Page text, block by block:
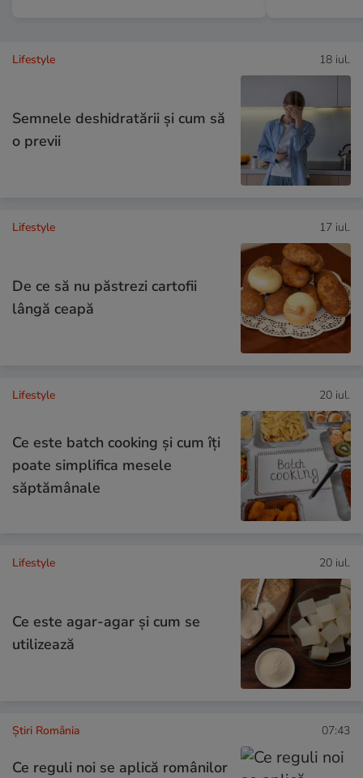
Lifestyle 18 iul.
Semnele deshidratării și cum să
o previi
Lifestyle 17 iul.
De ce să nu păstrezi cartofii
lângă ceapă
Lifestyle 20 iul.
Ce este batch cooking și cum îți
poate simplifica mesele
săptămânale
Lifestyle 20 iul.
Ce este agar-agar și cum se
utilizează
Știri România 07:43
Ce reguli noi se aplică românilor